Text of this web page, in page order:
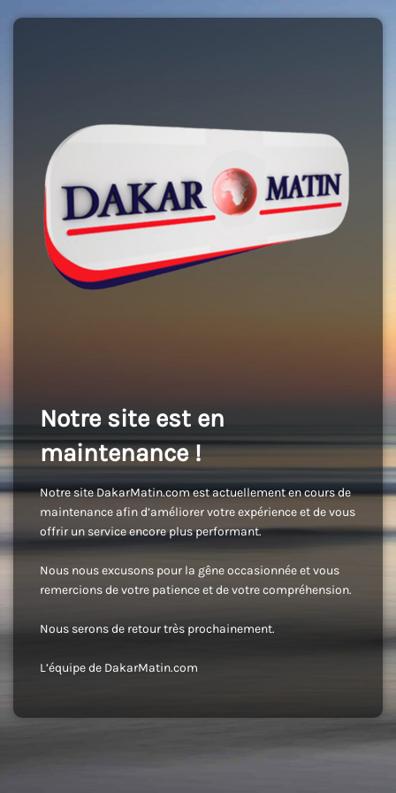
Notre site est en
maintenance !
Notre site DakarMatin.com est actuellement en cours de
maintenance afin d’améliorer votre expérience et de vous
offrir un service encore plus performant.
Nous nous excusons pour la gêne occasionnée et vous
remercions de votre patience et de votre compréhension.
Nous serons de retour très prochainement.
L’équipe de DakarMatin.com